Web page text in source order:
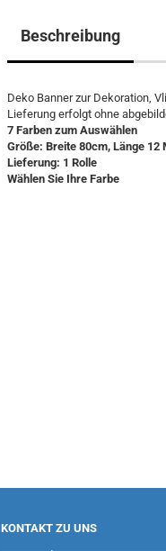
Beschreibung
Deko Banner zur Dekoration,
Lieferung erfolgt ohne
7 Farben zum Auswählen
Größe: Breite 80cm, Länge 12
Lieferung: 1 Rolle
Wählen Sie Ihre Farbe
KONTAKT ZU UNS